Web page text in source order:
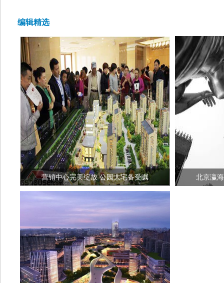
编辑精选
营销中心完美绽放 公园大宅备受瞩 北京瀛